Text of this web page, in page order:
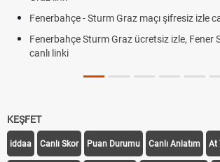
Fenerbahçe - Sturm Graz maçı şifresiz izle
Fenerbahçe Sturm Graz ücretsiz izle, Fener
canlı linki
KEŞFET
iddaa Canlı Skor Puan Durumu Canlı Anlatım At